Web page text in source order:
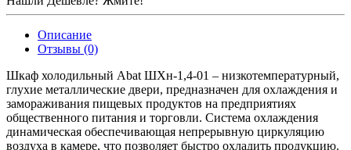
Описание
Отзывы (0)
Шкаф холодильный Abat ШХн-1,4-01 – низкотемпературный,
глухие металлические двери, предназначен для охлаждения и
замораживания пищевых продуктов на предприятиях
общественного питания и торговли. Система охлаждения
динамическая обеспечивающая непрерывную циркуляцию
воздуха в камере, что позволяет быстро охладить продукцию.